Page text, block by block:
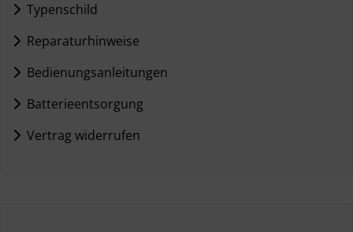
Typenschild
Reparaturhinweise
Bedienungsanleitungen
Batterieentsorgung
Vertrag widerrufen